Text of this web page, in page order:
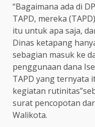
“Bagaimana ada di
TAPD, mereka
itu untuk apa saja,
Dinas ketapang
sebagian masuk ke
penggunaan dana
TAPD yang ternyata
kegiatan
surat pencopotan
Walikota.